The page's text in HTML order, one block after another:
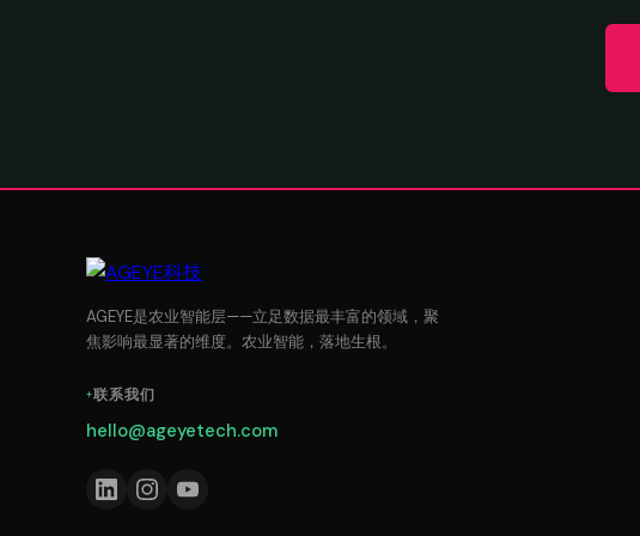
AGEYE是农业智能层——立足数据最丰富的领域，聚
焦影响最显著的维度。农业智能，落地生根。
联系我们
hello@ageyetech.com